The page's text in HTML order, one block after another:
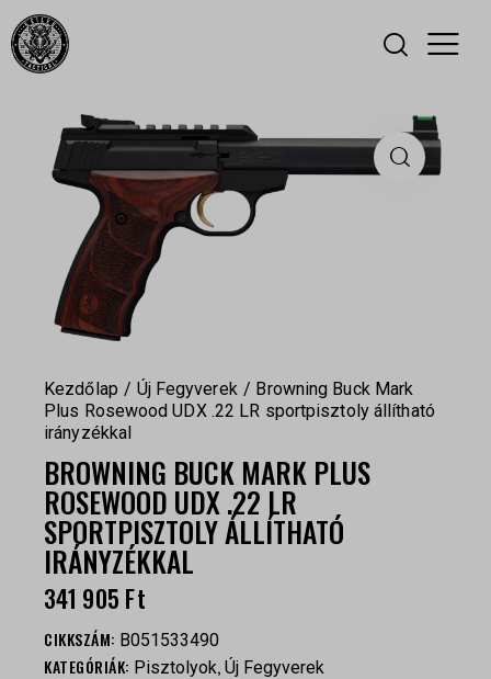
Kezdőlap Új Fegyverek
Browning Buck Mark
Plus Rosewood UDX .22 LR sportpisztoly állítható
irányzékkal
BROWNING BUCK MARK PLUS
ROSEWOOD UDX .22 LR
SPORTPISZTOLY ÁLLÍTHATÓ
IRÁNYZÉKKAL
341 905 Ft
CIKKSZÁM: B051533490
KATEGÓRIÁK: Pisztolyok, Új Fegyverek